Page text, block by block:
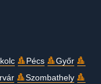
Pécs
Győr
Szombathely